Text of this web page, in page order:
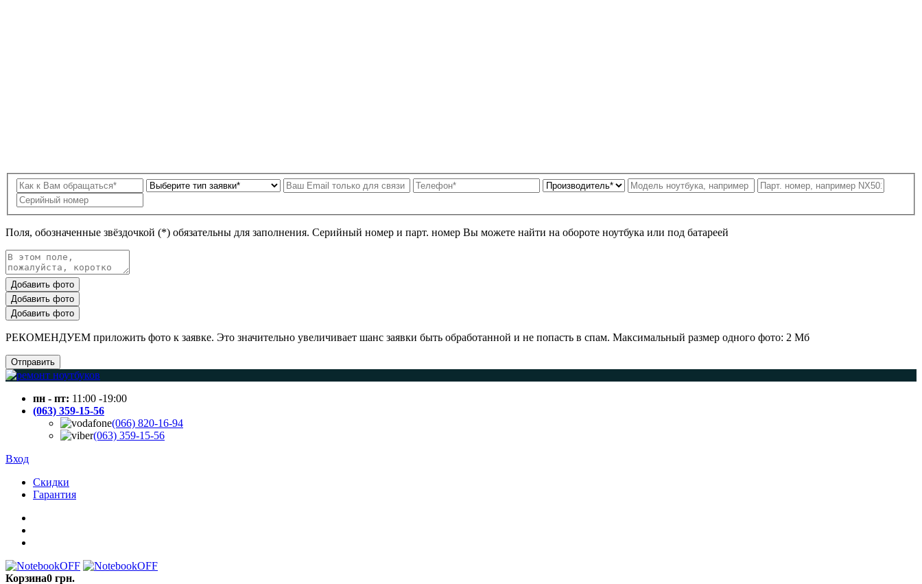
Поля, обозначенные звёздочкой (*) обязательны для заполнения. Серийный номер и парт. номер Вы можете найти на обороте ноутбука или под батареей
Добавить фото
Добавить фото
Добавить фото
РЕКОМЕНДУЕМ приложить фото к заявке. Это значительно увеличивает шанс заявки быть обработанной и не попасть в спам. Максимальный размер одного фото: 2 Мб
Отправить
пн - пт: 11:00 -19:00
(063) 359-15-56
(066) 820-16-94
(063) 359-15-56
Вход
Скидки
Гарантия
Корзина0 грн.